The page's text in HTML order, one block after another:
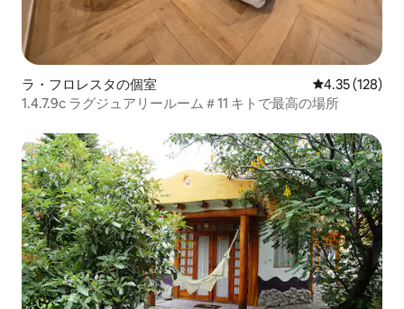
ラ・フロレスタの個室 レビュー128
4.35 (128)
1.4.7.9c ラグジュアリールーム＃11 キトで最高の場所